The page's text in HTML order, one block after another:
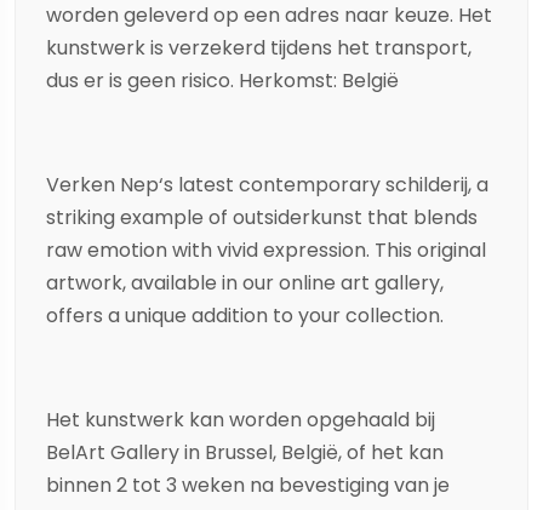
worden geleverd op een adres naar keuze. Het
kunstwerk is verzekerd tijdens het transport,
dus er is geen risico. Herkomst: België
Verken Nep‘s latest contemporaryschilderij, a
striking example of outsiderkunst that blends
raw emotion with vivid expression. This original
artwork, available in our online art gallery,
offers a unique addition to your collection.
Het kunstwerk kan worden opgehaald bij
BelArt Gallery in Brussel, België, of het kan
binnen 2 tot 3 weken na bevestiging van je